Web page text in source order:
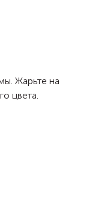
Жарьте на
цвета.